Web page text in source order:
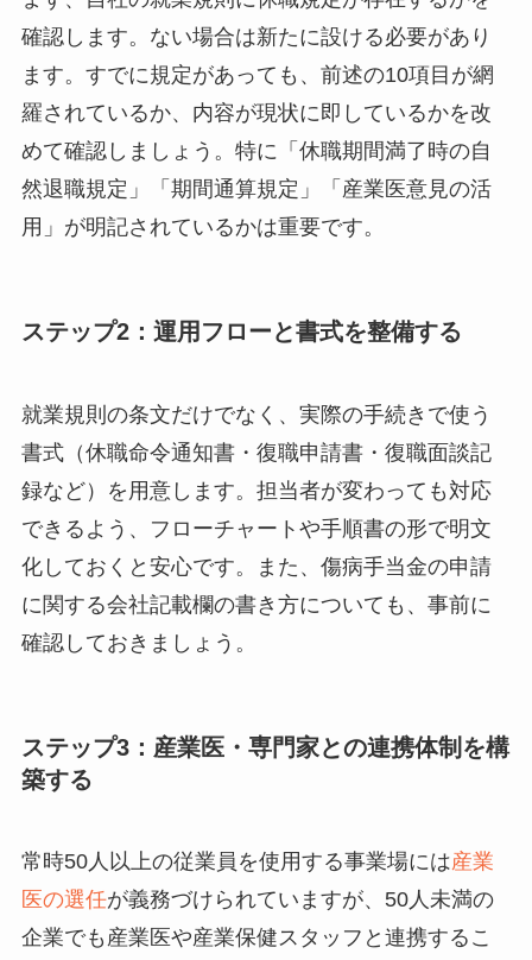
確認します。ない場合は新たに設ける必要があり
ます。すでに規定があっても、前述の10項目が網
羅されているか、内容が現状に即しているかを改
めて確認しましょう。特に「休職期間満了時の自
然退職規定」「期間通算規定」「産業医意見の活
用」が明記されているかは重要です。
ステップ2：運用フローと書式を整備する
就業規則の条文だけでなく、実際の手続きで使う
書式（休職命令通知書・復職申請書・復職面談記
録など）を用意します。担当者が変わっても対応
できるよう、フローチャートや手順書の形で明文
化しておくと安心です。また、傷病手当金の申請
に関する会社記載欄の書き方についても、事前に
確認しておきましょう。
ステップ3：産業医・専門家との連携体制を構
築する
常時50人以上の従業員を使用する事業場には産業
医の選任が義務づけられていますが、50人未満の
企業でも産業医や産業保健スタッフと連携するこ